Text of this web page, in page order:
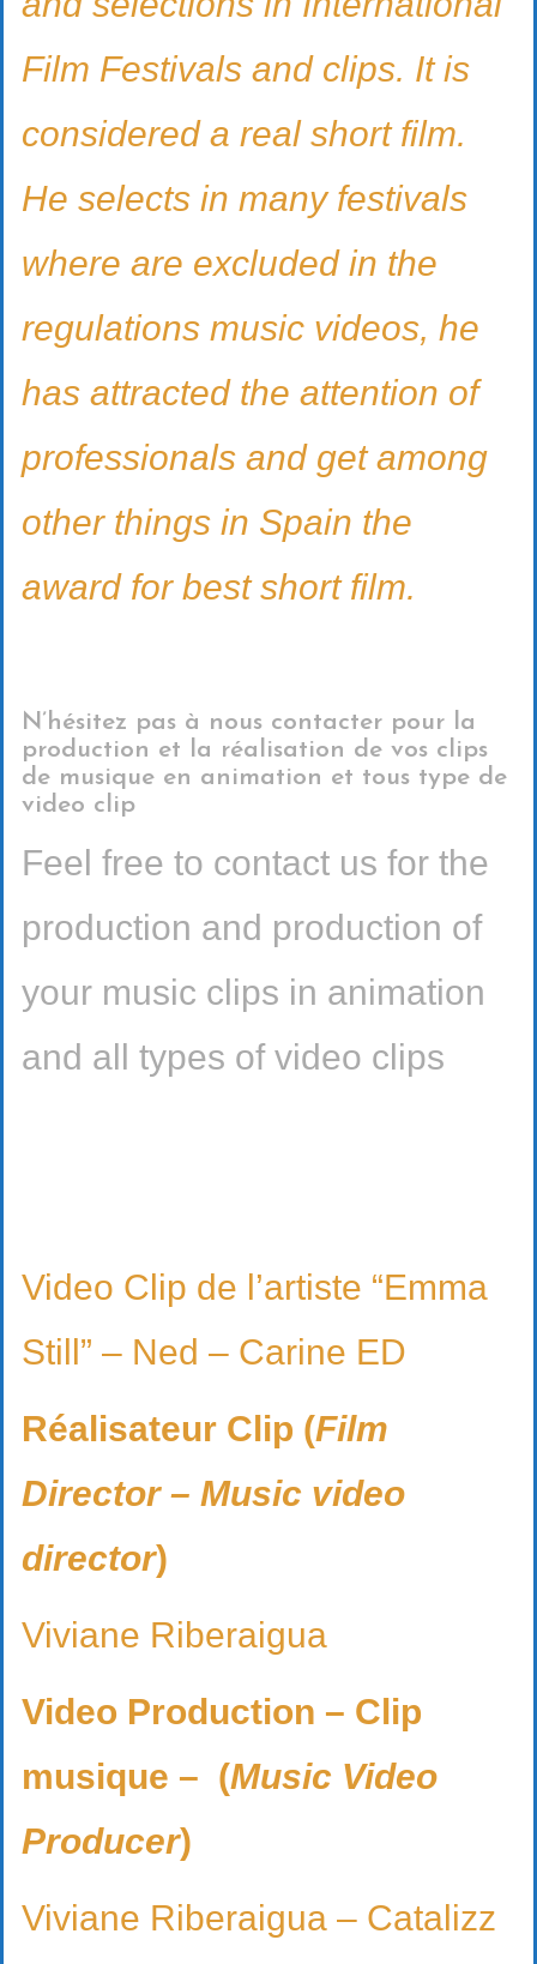
Film Festivals and clips. It is
considered a real short film.
He selects in many festivals
where are excluded in the
regulations music videos, he
has attracted the attention of
professionals and get among
other things in Spain the
award for best short film.
N’hésitez pas à nous contacter pour la
production et la réalisation de vos clips
de musique en animation et tous type de
video clip
Feel free to contact us for the
production and production of
your music clips in animation
and all types of video clips
Video Clip de l’artiste “Emma
Still” – Ned – Carine ED
Réalisateur Clip (Film
Director – Music video
director)
Viviane Riberaigua
Video Production – Clip
musique – (Music Video
Producer)
Viviane Riberaigua – Catalizz